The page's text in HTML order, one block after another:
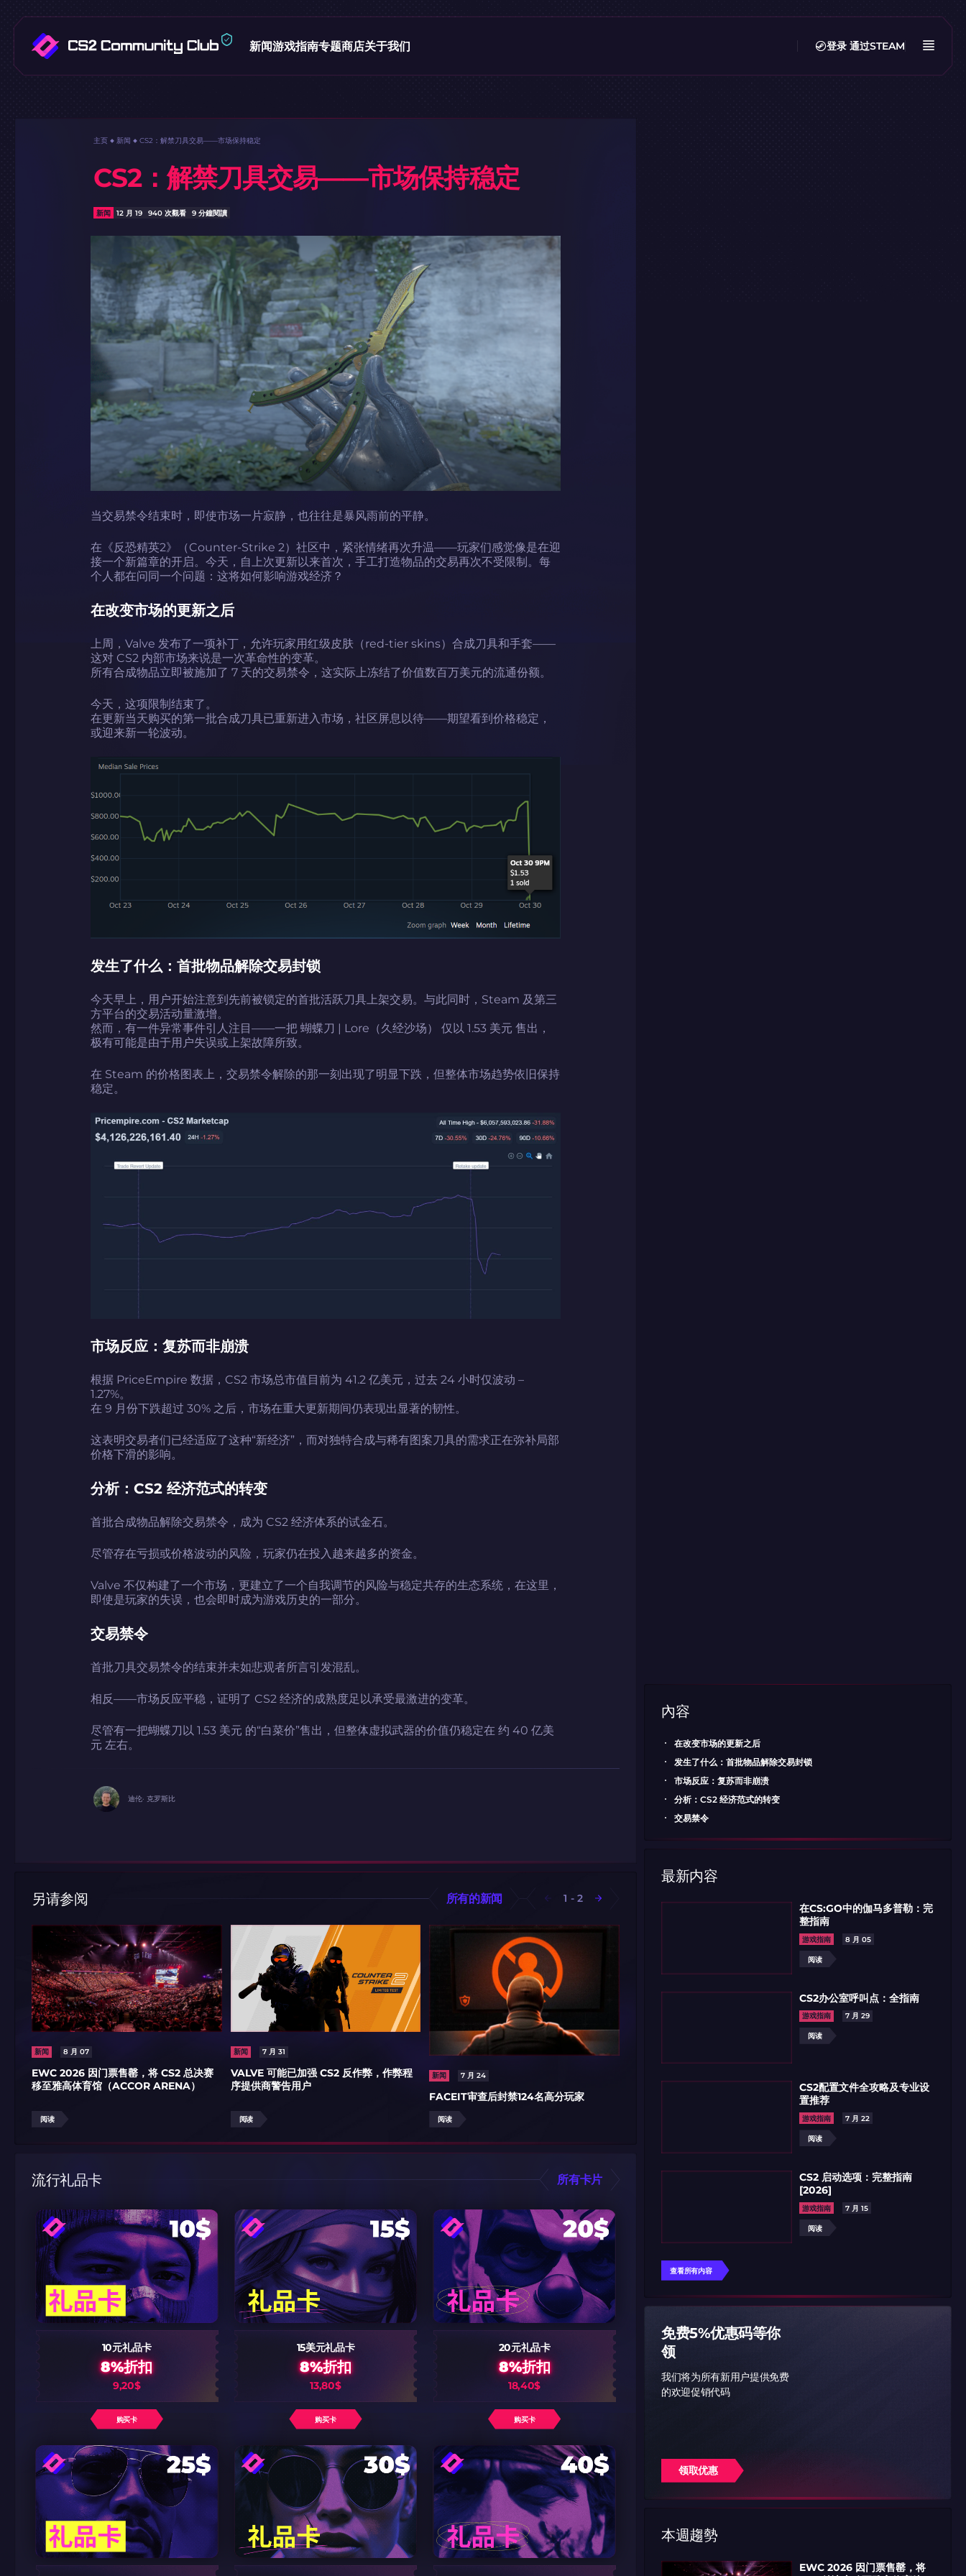
新闻游戏指南专题商店关于我们 登录 通过STEAM
如何使用促销代码 复制到剪贴板
如何使用促销代码
如何使用促销代码
由KARRIGAN倾情推荐
团队 THE MONGOLZ
CS2CODES.CN社区与电子竞技
主页 新闻 CS2：解禁刀具交易——市场保持稳定
CS2：解禁刀具交易——市场保持稳定
新闻 12 月 19 940 次觀看 9 分鐘閱讀
当交易禁令结束时，即使市场一片寂静，也往往是暴风雨前的平静。
在《反恐精英2》（Counter-Strike 2）社区中，紧张情绪再次升温——玩家们感觉像是在迎
接一个新篇章的开启。今天，自上次更新以来首次，手工打造物品的交易再次不受限制。每
个人都在问同一个问题：这将如何影响游戏经济？
在改变市场的更新之后
上周，Valve 发布了一项补丁，允许玩家用红级皮肤（red-tier skins）合成刀具和手套——
这对 CS2 内部市场来说是一次革命性的变革。
所有合成物品立即被施加了 7 天的交易禁令，这实际上冻结了价值数百万美元的流通份额。
今天，这项限制结束了。
在更新当天购买的第一批合成刀具已重新进入市场，社区屏息以待——期望看到价格稳定，
或迎来新一轮波动。
发生了什么：首批物品解除交易封锁
今天早上，用户开始注意到先前被锁定的首批活跃刀具上架交易。与此同时，Steam 及第三
方平台的交易活动量激增。
然而，有一件异常事件引人注目——一把 蝴蝶刀 | Lore（久经沙场） 仅以 1.53 美元 售出，
极有可能是由于用户失误或上架故障所致。
在 Steam 的价格图表上，交易禁令解除的那一刻出现了明显下跌，但整体市场趋势依旧保持
稳定。
市场反应：复苏而非崩溃
根据 PriceEmpire 数据，CS2 市场总市值目前为 41.2 亿美元，过去 24 小时仅波动 –
1.27%。
在 9 月份下跌超过 30% 之后，市场在重大更新期间仍表现出显著的韧性。
这表明交易者们已经适应了这种“新经济”，而对独特合成与稀有图案刀具的需求正在弥补局部
价格下滑的影响。
分析：CS2 经济范式的转变
首批合成物品解除交易禁令，成为 CS2 经济体系的试金石。
尽管存在亏损或价格波动的风险，玩家仍在投入越来越多的资金。
Valve 不仅构建了一个市场，更建立了一个自我调节的风险与稳定共存的生态系统，在这里，
即使是玩家的失误，也会即时成为游戏历史的一部分。
交易禁令
首批刀具交易禁令的结束并未如悲观者所言引发混乱。
相反——市场反应平稳，证明了 CS2 经济的成熟度足以承受最激进的变革。
尽管有一把蝴蝶刀以 1.53 美元 的“白菜价”售出，但整体虚拟武器的价值仍稳定在 约 40 亿美
元 左右。
迪伦· 克罗斯比
另请参阅 所有的新闻 1 - 2
新闻 8 月 07
EWC 2026 因门票售罄，将 CS2 总决赛
移至雅高体育馆（ACCOR ARENA）
阅读
新闻 7 月 31
VALVE 可能已加强 CS2 反作弊，作弊程
序提供商警告用户
阅读
新闻 7 月 24
FACEIT审查后封禁124名高分玩家
阅读
赛季EVP奖项榜
阅读
流行礼品卡 所有卡片
10元礼品卡
8%折扣
9,20$
购买卡
15美元礼品卡
8%折扣
13,80$
购买卡
20元礼品卡
8%折扣
18,40$
购买卡
內容
在改变市场的更新之后
发生了什么：首批物品解除交易封锁
市场反应：复苏而非崩溃
分析：CS2 经济范式的转变
交易禁令
最新内容
在CS:GO中的伽马多普勒：完
整指南
游戏指南
8 月 05
阅读
CS2办公室呼叫点：全指南
游戏指南
7 月 29
阅读
CS2配置文件全攻略及专业设
置推荐
游戏指南
7 月 22
阅读
CS2 启动选项：完整指南
[2026]
游戏指南
7 月 15
阅读
查看所有内容
免费5%优惠码等你
领
我们将为所有新用户提供免费
的欢迎促销代码
领取优惠
本週趨勢
EWC 2026 因门票售罄，将